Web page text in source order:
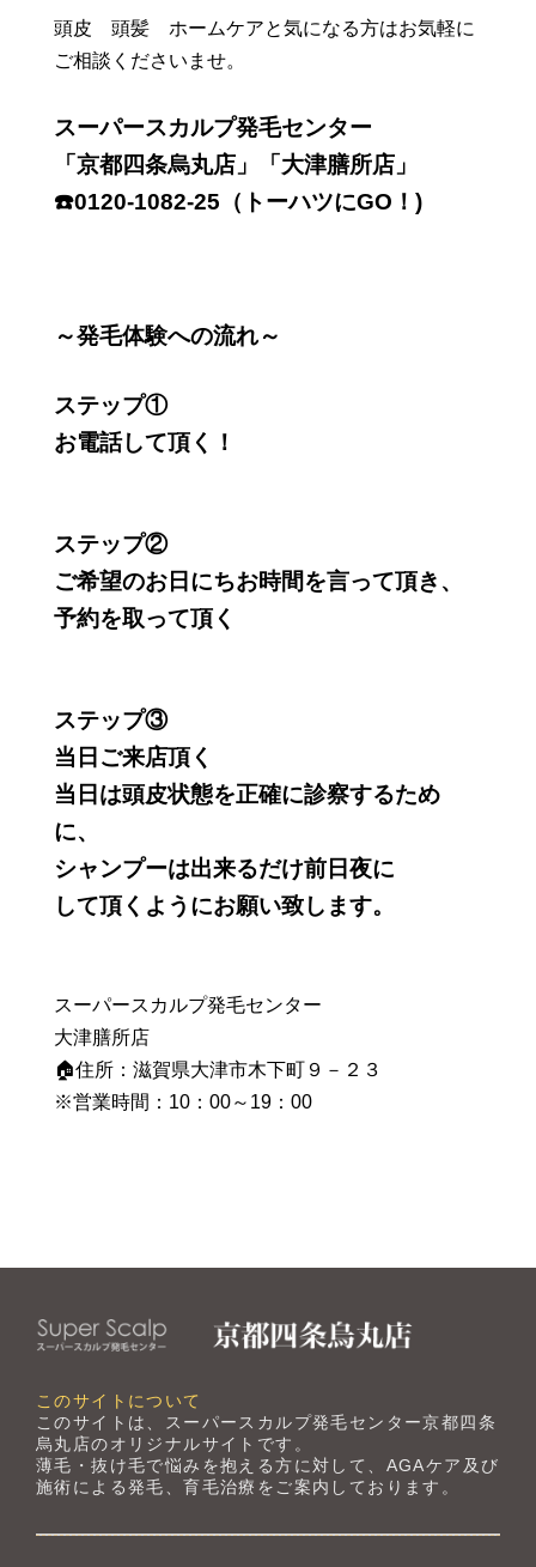
頭皮 頭髪 ホームケアと気になる方はお気軽に
ご相談くださいませ。
スーパースカルプ発毛センター
「京都四条烏丸店」「大津膳所店」
☎️0120-1082-25（トーハツにGO！)
～発毛体験への流れ～
ステップ①
お電話して頂く！
ステップ②
ご希望のお日にちお時間を言って頂き、
予約を取って頂く
ステップ③
当日ご来店頂く
当日は頭皮状態を正確に診察するため
に、
シャンプーは出来るだけ前日夜に
して頂くようにお願い致します。
スーパースカルプ発毛センター
大津膳所店
🏠住所：滋賀県大津市木下町９－２３
※営業時間：10：00～19：00
このサイトについて
このサイトは、スーパースカルプ発毛センター京都四条
烏丸店のオリジナルサイトです。
薄毛・抜け毛で悩みを抱える方に対して、AGAケア及び
施術による発毛、育毛治療をご案内しております。